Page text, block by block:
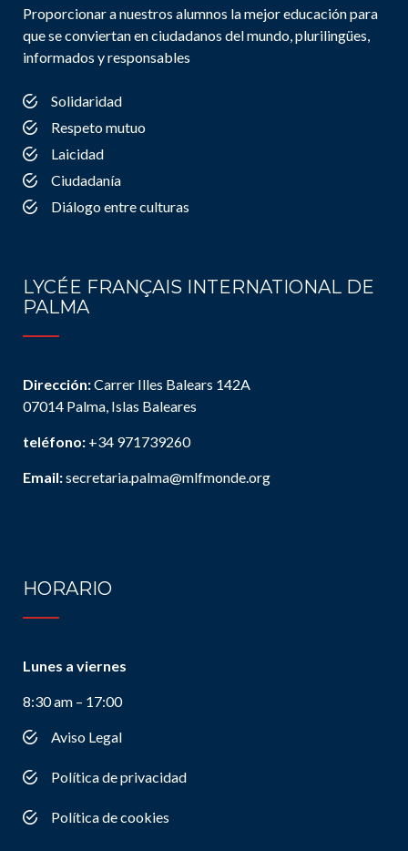
Proporcionar a nuestros alumnos la mejor educación para
que se conviertan en ciudadanos del mundo, plurilingües,
informados y responsables
Solidaridad
Respeto mutuo
Laicidad
Ciudadanía
Diálogo entre culturas
LYCÉE FRANÇAIS INTERNATIONAL DE
PALMA
Dirección:Carrer Illes Balears 142A
07014 Palma, Islas Baleares
teléfono: +34 971739260
Email:secretaria.palma@mlfmonde.org
HORARIO
Lunes a viernes
8:30 am – 17:00
Aviso Legal
Política de privacidad
Política de cookies